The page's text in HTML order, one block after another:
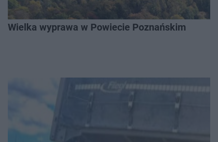
Wielka wyprawa w Powiecie Poznańskim